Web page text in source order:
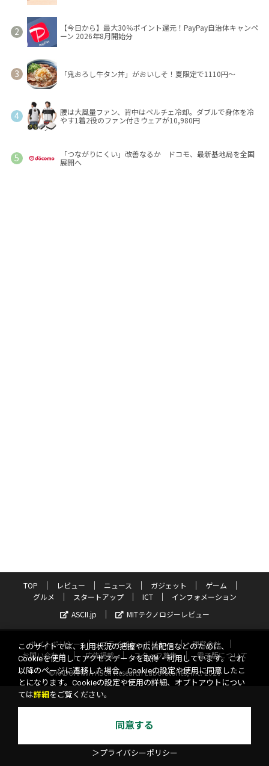
【今日から】最大30％ポイント還元！PayPay自治体キャンペ
ーン 2026年8月開始分
「鬼おろし牛タン丼」がおいしそ！夏限定で1110円～
腰は大風量ファン、背中はペルチェ冷却。ダブルで身体を冷
やす1着2役のファン付きウェアが10,980円
「つながりにくい」改善なるか ドコモ、最新基地局を全国
展開へ
TOP レビュー ニュース ガジェット
ゲーム
グルメ
スタートアップ ICT
インフォメーション
ASCII.jp
MITテクノロジーレビュー
サイトポリシー プライバシーポリシー
運営会社
お問い合わせ
広告掲載 スタッフ募集
電子版について
©KADOKAWA ASCII Research Laboratories, Inc. 2026
このサイトでは、利用状況の把握や広告配信などのために、
Cookieを使用してアクセスデータを取得・利用しています。これ
以降のページに遷移した場合、Cookieの設定や使用に同意したこ
とになります。Cookieの設定や使用の詳細、オプトアウトについ
ては詳細 をご覧ください。
同意する
＞プライバシーポリシー